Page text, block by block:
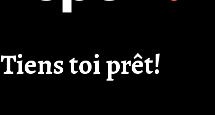
Tiens toi prêt!